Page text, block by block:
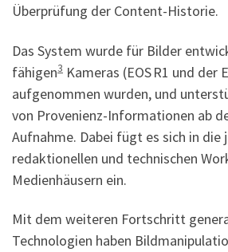
Überprüfung der Content-Historie.
Das System wurde für Bilder
fähigen3 Kameras (EOS R1 und der
aufgenommen wurden, und
von Provenienz-Informationen ab
Aufnahme. Dabei fügt es sich in die
redaktionellen und technischen
Medienhäusern ein.
Mit dem weiteren Fortschritt
Technologien haben